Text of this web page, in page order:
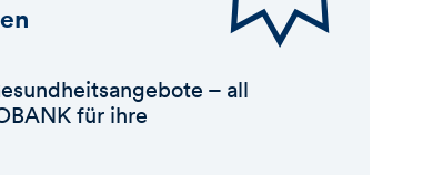
– all
für ihre